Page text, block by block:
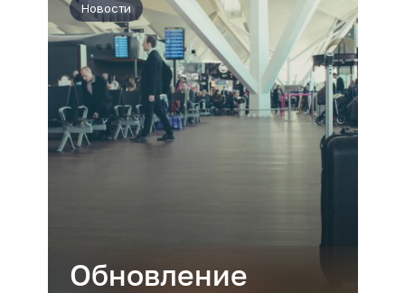
Новости
Обновление